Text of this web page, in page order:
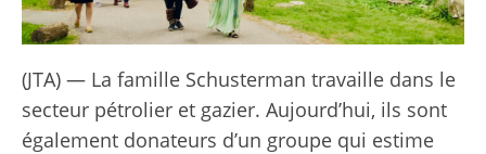
(JTA) — La famille Schusterman travaille dans le
secteur pétrolier et gazier. Aujourd’hui, ils sont
également donateurs d’un groupe qui estime